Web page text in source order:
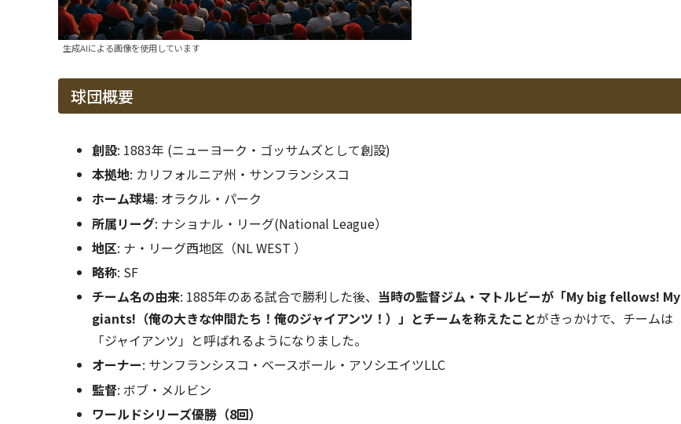
生成AIによる画像を使用しています
球団概要
創設: 1883年 (ニューヨーク・ゴッサムズとして創設)
本拠地: カリフォルニア州・サンフランシスコ
ホーム球場: オラクル・パーク
所属リーグ: ナショナル・リーグ(National League）
地区: ナ・リーグ西地区（NL WEST ）
略称: SF
チーム名の由来: 1885年のある試合で勝利した後、 当時の監督ジム・マトルビーが「My big fellows! My
giants!（俺の大きな仲間たち！俺のジャイアンツ！）」とチームを称えたことがきっかけで、チームは
「ジャイアンツ」と呼ばれるようになりました。
オーナー: サンフランシスコ・ベースボール・アソシエイツLLC
監督: ボブ・メルビン
ワールドシリーズ優勝（8回）